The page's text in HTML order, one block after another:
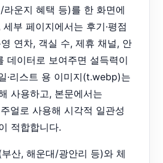
라운지 혜택 등)를 한 화면에
부 페이지에서는 후기·평점
연차, 객실 수, 제휴 채널, 안
데이터로 보여주면 설득력이
·리스트 용 이미지(t.webp)는
사용하고, 본문에서는
얼로 사용해 시각적 일관성
적합합니다.
산, 해운대/광안리 등)와 체